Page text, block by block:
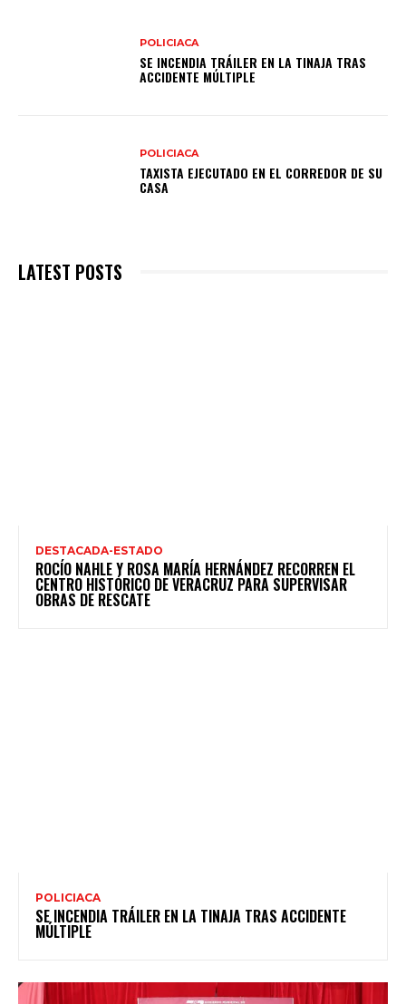
POLICIACA
SE INCENDIA TRÁILER EN LA TINAJA TRAS
ACCIDENTE MÚLTIPLE
POLICIACA
TAXISTA EJECUTADO EN EL CORREDOR DE SU
CASA
LATEST POSTS
DESTACADA-ESTADO
ROCÍO NAHLE Y ROSA MARÍA HERNÁNDEZ RECORREN EL
CENTRO HISTÓRICO DE VERACRUZ PARA SUPERVISAR
OBRAS DE RESCATE
POLICIACA
SE INCENDIA TRÁILER EN LA TINAJA TRAS ACCIDENTE
MÚLTIPLE